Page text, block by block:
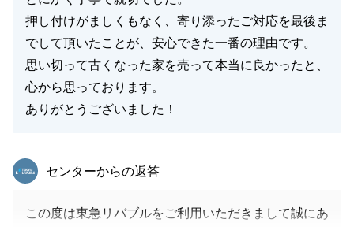
押し付けがましくもなく、寄り添ったご対応を最後ま
でして頂いたことが、安心できた一番の理由です。
思い切って古くなった家を売って本当に良かったと、
心から思っております。
ありがとうございました！
東急リバブル
センターからの返答
この度は東急リバブルをご利用いただきまして誠にあ